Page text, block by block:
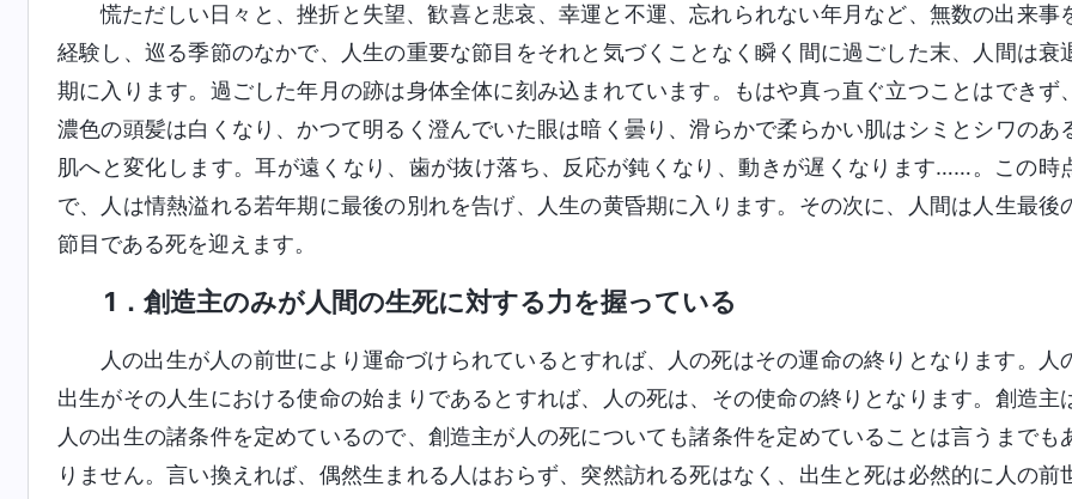
慌ただしい日々と、挫折と失望、歓喜と悲哀、幸運と不運、忘れられない年月など、無数の出来事
経験し、巡る季節のなかで、人生の重要な節目をそれと気づくことなく瞬く間に過ごした末、人間は衰
期に入ります。過ごした年月の跡は身体全体に刻み込まれています。もはや真っ直ぐ立つことはできず、
濃色の頭髪は白くなり、かつて明るく澄んでいた眼は暗く曇り、滑らかで柔らかい肌はシミとシワのあ
肌へと変化します。耳が遠くなり、歯が抜け落ち、反応が鈍くなり、動きが遅くなります……。この時
で、人は情熱溢れる若年期に最後の別れを告げ、人生の黄昏期に入ります。その次に、人間は人生最後
節目である死を迎えます。
1．創造主のみが人間の生死に対する力を握っている
人の出生が人の前世により運命づけられているとすれば、人の死はその運命の終りとなります。人
出生がその人生における使命の始まりであるとすれば、人の死は、その使命の終りとなります。創造主
人の出生の諸条件を定めているので、創造主が人の死についても諸条件を定めていることは言うまでも
りません。言い換えれば、偶然生まれる人はおらず、突然訪れる死はなく、出生と死は必然的に人の前